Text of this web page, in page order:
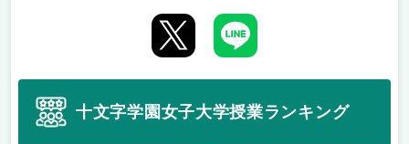
十文字学園女子大学授業ランキング